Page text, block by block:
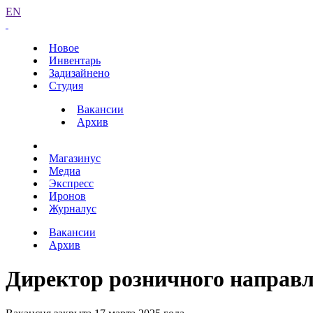
EN
Новое
Инвентарь
Задизайнено
Студия
Вакансии
Архив
Магазинус
Медиа
Экспресс
Иронов
Журналус
Вакансии
Архив
Директор розничного